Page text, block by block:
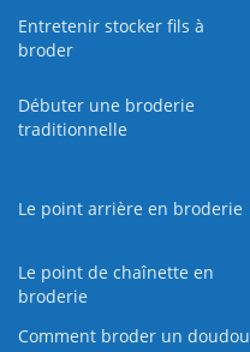
Entretenir stocker fils à
broder
Débuter une broderie
traditionnelle
Le point arrière en broderie
Le point de chaînette en
broderie
Comment broder un doudou